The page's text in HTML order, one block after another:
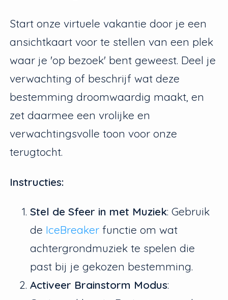
Start onze virtuele vakantie door je een
ansichtkaart voor te stellen van een plek
waar je 'op bezoek' bent geweest. Deel je
verwachting of beschrijf wat deze
bestemming droomwaardig maakt, en
zet daarmee een vrolijke en
verwachtingsvolle toon voor onze
terugtocht.
Instructies:
Stel de Sfeer in met Muziek: Gebruik
de IceBreaker functie om wat
achtergrondmuziek te spelen die
past bij je gekozen bestemming.
Activeer Brainstorm Modus: